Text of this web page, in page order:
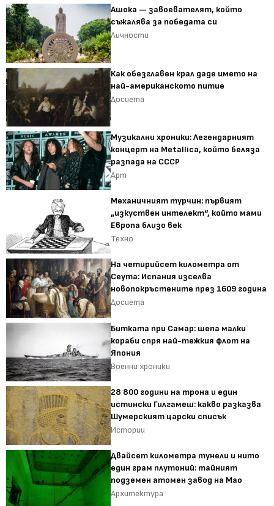
Ашока — завоевателят, който
съжалява за победата си
Личности
Как обезглавен крал даде името на
най-американското питие
Досиета
Музикални хроники: Легендарният
концерт на Metallica, който беляза
разпада на СССР
Арт
Механичният турчин: първият
„изкуствен интелект“, който мами
Европа близо век
Техно
На четирийсет километра от
Сеута: Испания изселва
новопокръстените през 1609 година
Досиета
Битката при Самар: шепа малки
кораби спря най-тежкия флот на
Япония
Военни хроники
28 800 години на трона и един
истински Гилгамеш: какво разказва
Шумерският царски списък
Истории
Двайсет километра тунели и нито
един грам плутоний: тайният
подземен атомен завод на Мао
Архитектура